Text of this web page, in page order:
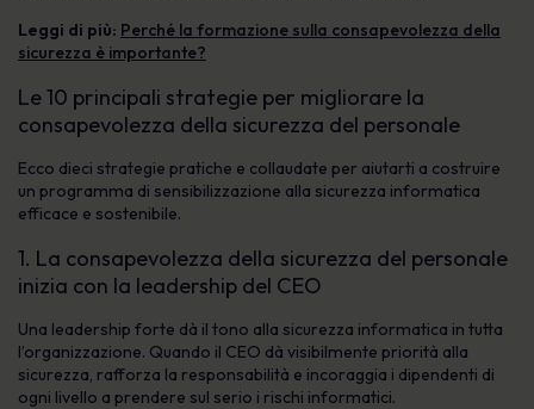
Leggi di più: Perché la formazione sulla consapevolezza della
sicurezza è importante?
Le 10 principali strategie per migliorare la
consapevolezza della sicurezza del personale
Ecco dieci strategie pratiche e collaudate per aiutarti a costruire
un programma di sensibilizzazione alla sicurezza informatica
efficace e sostenibile.
1. La consapevolezza della sicurezza del personale
inizia con la leadership del CEO
Una leadership forte dà il tono alla sicurezza informatica in tutta
l’organizzazione. Quando il CEO dà visibilmente priorità alla
sicurezza, rafforza la responsabilità e incoraggia i dipendenti di
ogni livello a prendere sul serio i rischi informatici.